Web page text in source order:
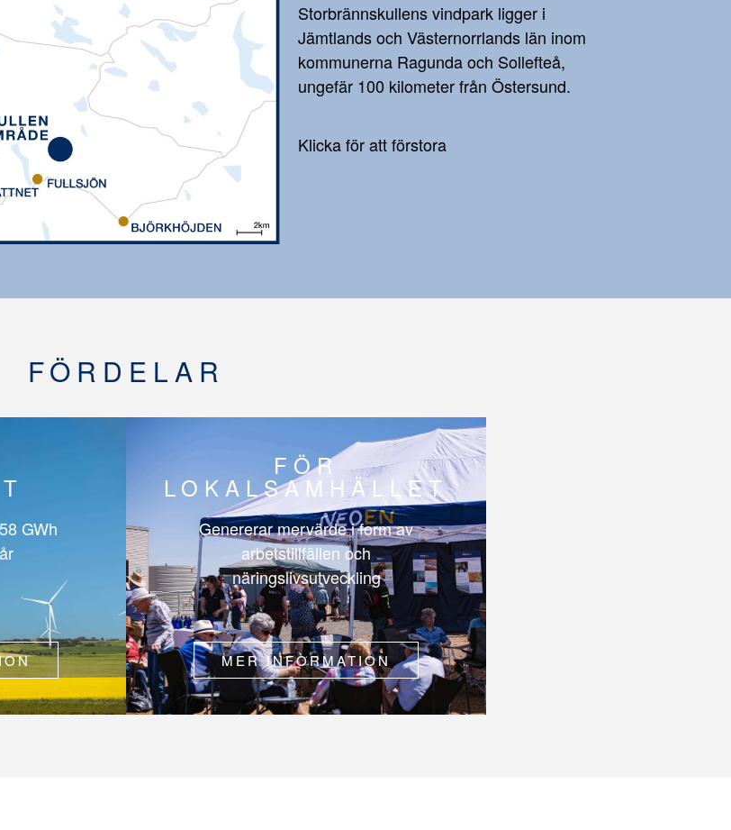
Storbrännskullens vindpark ligger i
Jämtlands och Västernorrlands län inom
kommunerna Ragunda och Sollefteå,
ungefär 100 kilometer från Östersund.
Klicka för att förstora
FÖRDELAR
GWh
FÖR
LOKALSAMHÄLLET
Genererar mervärde i form av
arbetstillfällen och
näringslivsutveckling
MER INFORMATION